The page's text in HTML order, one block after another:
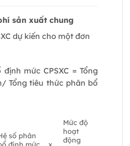
sản xuất chung
dự kiến cho một đơn
mức CPSXC = Tổng
Tổng tiêu thức phân bổ
số phân
Mức độ
hoạt
động